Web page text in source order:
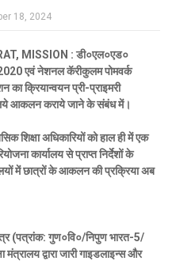
18, 2024
MISSION : डी०एल०एड०
2020 एवं नेशनल कॅरीकुलम पोमवर्क
का क्रियान्वयन प्री-प्राइमरी
आकलन कराये जाने के संबंध में।
शिक्षा अधिकारियों को हाल ही में एक
कार्यालय से प्राप्त निर्देशों के
में छात्रों के आकलन की प्रक्रिया अब
(पत्रांक: गुण०वि०/निपुण भारत-5/
द्वारा जारी गाइडलाइन्स और